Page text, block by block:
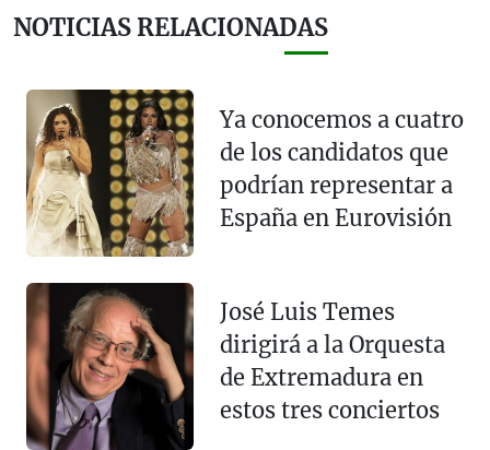
NOTICIAS RELACIONADAS
Ya conocemos a cuatro
de los candidatos que
podrían representar a
España en Eurovisión
José Luis Temes
dirigirá a la Orquesta
de Extremadura en
estos tres conciertos